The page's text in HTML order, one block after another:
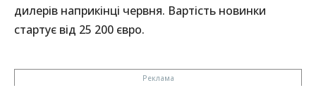
дилерів наприкінці червня. Вартість новинки
стартує від 25 200 євро.